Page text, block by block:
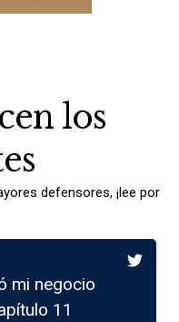
los
defensores, ¡lee por
mi negocio
11